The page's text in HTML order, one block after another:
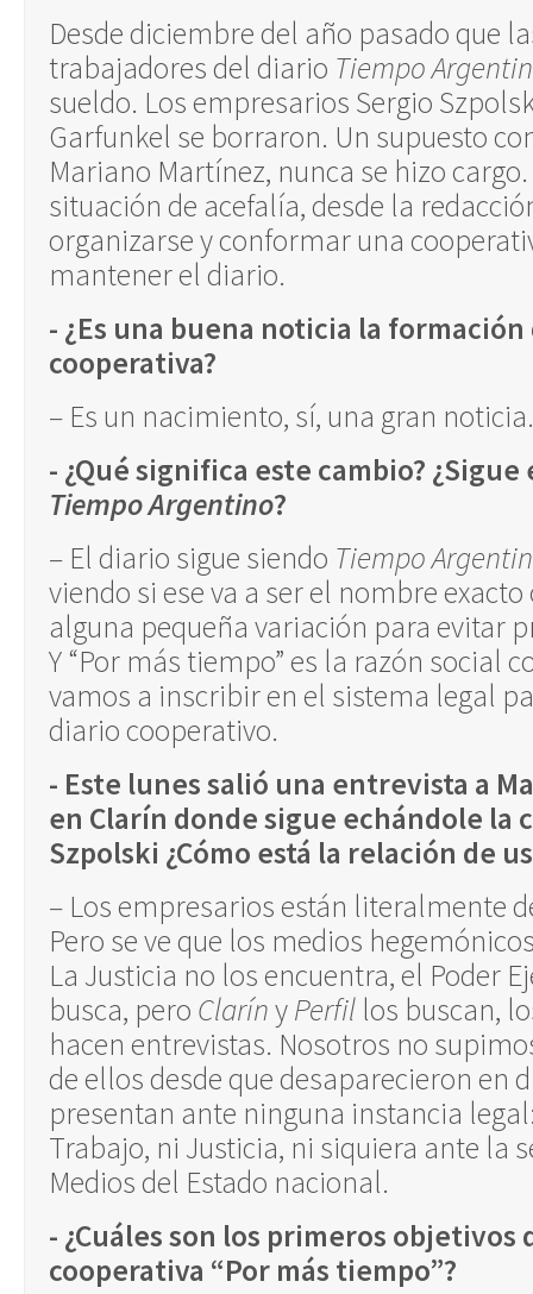
Desde diciembre del año pasado que
trabajadores del diario Tiempo
sueldo. Los empresarios Sergio
Garfunkel se borraron. Un supuesto
Mariano Martínez, nunca se hizo
situación de acefalía, desde la
organizarse y conformar una
mantener el diario.
- ¿Es una buena noticia la formación
cooperativa?
– Es un nacimiento, sí, una gran noticia.
- ¿Qué significa este cambio?
Tiempo Argentino?
– El diario sigue siendo Tiempo
viendo si ese va a ser el nombre
alguna pequeña variación para evitar
Y “Por más tiempo” es la razón social
vamos a inscribir en el sistema legal
diario cooperativo.
- Este lunes salió una entrevista a
en Clarín donde sigue echándole la
Szpolski ¿Cómo está la relación de
– Los empresarios están literalmente
Pero se ve que los medios
La Justicia no los encuentra, el Poder
busca, pero ClarínyPerfil los buscan,
hacen entrevistas. Nosotros no
de ellos desde que desaparecieron en
presentan ante ninguna instancia
Trabajo, ni Justicia, ni siquiera ante la
Medios del Estado nacional.
- ¿Cuáles son los primeros objetivos
cooperativa “Por más tiempo”?